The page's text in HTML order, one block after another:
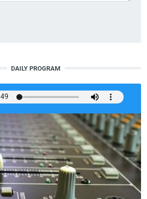
DAILY PROGRAM